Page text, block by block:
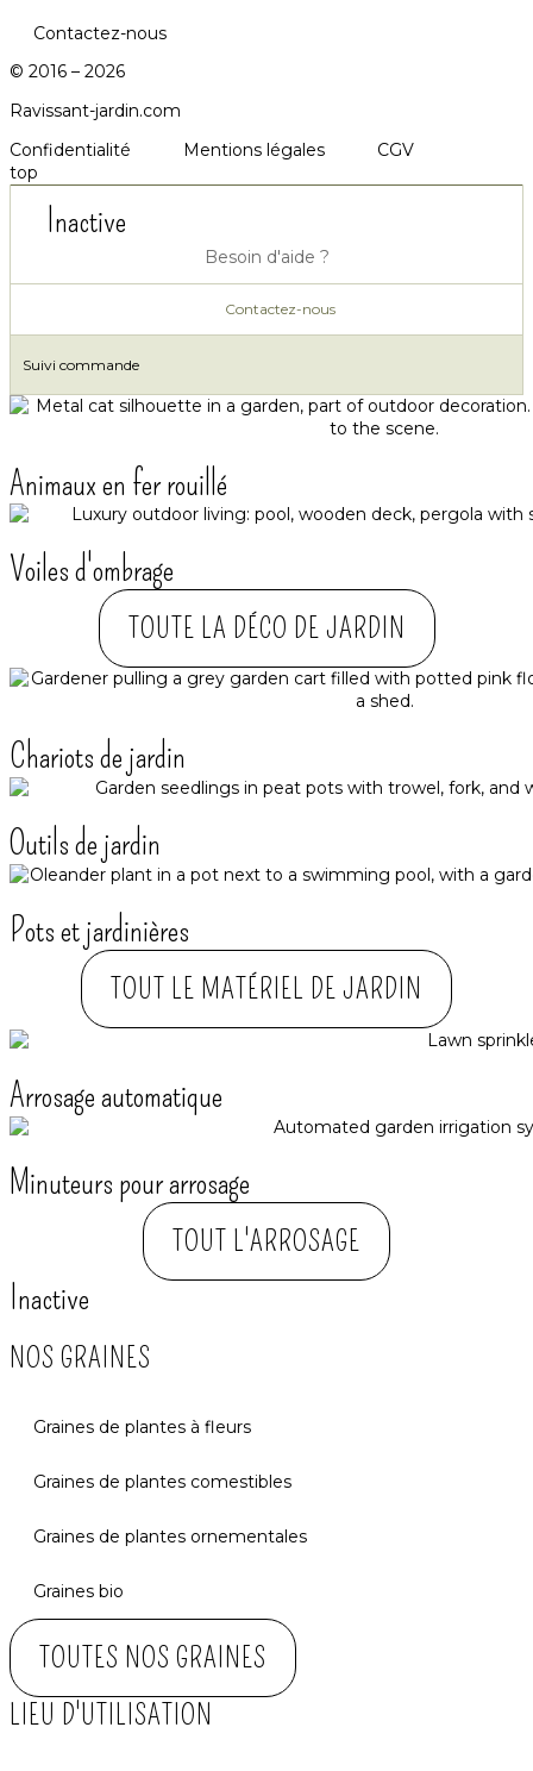
Contactez-nous
© 2016 – 2026
Ravissant-jardin.com
Confidentialité
Mentions légales
CGV
top
Inactive
Besoin d'aide ?
Contactez-nous
Suivi commande
Animaux en fer rouillé
Voiles d'ombrage
TOUTE LA DÉCO DE JARDIN
Chariots de jardin
Outils de jardin
Pots et jardinières
TOUT LE MATÉRIEL DE JARDIN
Arrosage automatique​
Minuteurs pour arrosage
TOUT L'ARROSAGE
Inactive
NOS GRAINES
Graines de plantes à fleurs
Graines de plantes comestibles
Graines de plantes ornementales
Graines bio
TOUTES NOS GRAINES
LIEU D'UTILISATION